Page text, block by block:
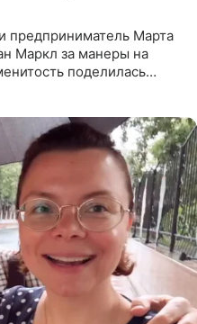
предприниматель Марта
Маркл за манеры на
поделилась